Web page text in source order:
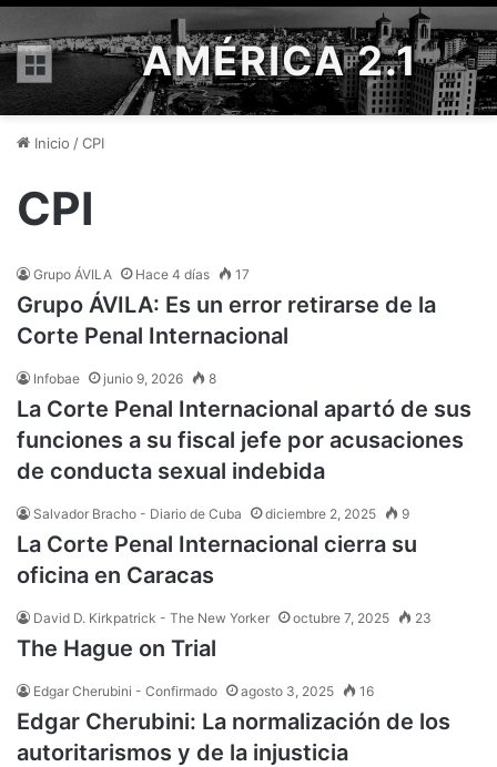
Menú AMÉRICA 2.1
Inicio /CPI
CPI
Grupo ÁVILA Hace 4 días 17
Grupo ÁVILA: Es un error retirarse de la
Corte Penal Internacional
Infobae junio 9, 2026 8
La Corte Penal Internacional apartó de sus
funciones a su fiscal jefe por acusaciones
de conducta sexual indebida
Salvador Bracho - Diario de Cuba diciembre 2, 2025 9
La Corte Penal Internacional cierra su
oficina en Caracas
David D. Kirkpatrick - The New Yorker octubre 7, 2025 23
The Hague on Trial
Edgar Cherubini - Confirmado agosto 3, 2025 16
Edgar Cherubini: La normalización de los
autoritarismos y de la injusticia